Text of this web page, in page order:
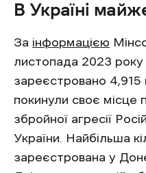
В Україні
За інформацією
листопада 2023 року
зареєстровано 4,915
покинули своє місце
збройної агресії
України. Найбільша
зареєстрована у